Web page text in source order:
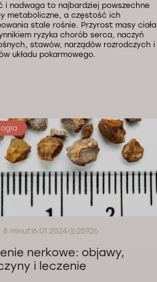
i nadwaga to najbardziej powszechne
metaboliczne, a częstość ich
stale rośnie. Przyrost masy ciała
ryzyka chorób serca, naczyń
stawów, narządów rozrodczych i
układu pokarmowego.
8 minut16.01.2024 25926
nerkowe: objawy,
i leczenie